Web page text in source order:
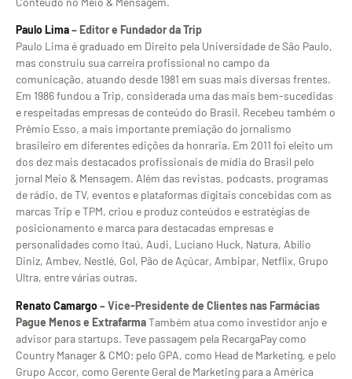
Paulo Lima– Editor e Fundador da Trip
Paulo Lima é graduado em Direito pela Universidade de São Paulo,
mas construiu sua carreira profissional no campo da
comunicação, atuando desde 1981 em suas mais diversas frentes.
Em 1986 fundou a Trip, considerada uma das mais bem-sucedidas
e respeitadas empresas de conteúdo do Brasil. Recebeu também o
Prêmio Esso, a mais importante premiação do jornalismo
brasileiro em diferentes edições da honraria. Em 2011 foi eleito um
dos dez mais destacados profissionais de mídia do Brasil pelo
jornal Meio & Mensagem. Além das revistas, podcasts, programas
de rádio, de TV, eventos e plataformas digitais concebidas com as
marcas Trip e TPM, criou e produz conteúdos e estratégias de
posicionamento e marca para destacadas empresas e
personalidades como Itaú, Audi, Luciano Huck, Natura, Abílio
Diniz, Ambev, Nestlé, Gol, Pão de Açúcar, Ambipar, Netflix, Grupo
Ultra, entre várias outras.
Renato Camargo– Vice-Presidente de Clientes nas Farmácias
Pague Menos e ExtrafarmaTambém atua como investidor anjo e
advisor para startups. Teve passagem pela RecargaPay como
Country Manager & CMO; pelo GPA, como Head de Marketing, e pelo
Grupo Accor, como Gerente Geral de Marketing para a América